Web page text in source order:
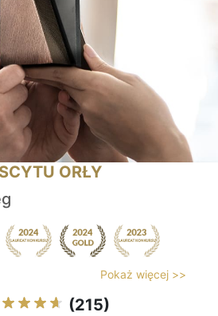
ORŁY
Pokaż więcej >>
(215)